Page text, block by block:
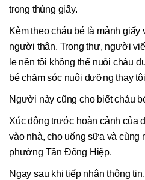
trong thùng giấy.
Kèm theo cháu bé là mảnh
người thân. Trong thư, người
le nên tôi không thể nuôi cháu
bé chăm sóc nuôi dưỡng thay
Người này cũng cho biết cháu
Xúc động trước hoàn cảnh của
vào nhà, cho uống sữa và cùng
phường Tân Đông Hiệp.
Ngay sau khi tiếp nhận thông